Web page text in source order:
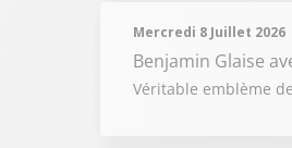
Mercredi 8 Juillet 2026
Benjamin Glaise
Véritable emblème